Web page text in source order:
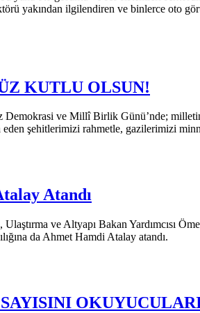
yakından ilgilendiren ve binlerce oto
KUTLU OLSUN!
ve Millî Birlik Günü’nde;
eden şehitlerimizi rahmetle, gazilerimizi
Atandı
ve Altyapı Bakan Yardımcısı
da Ahmet Hamdi Atalay atandı.